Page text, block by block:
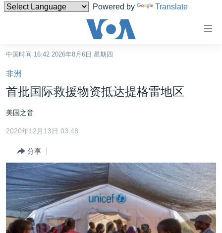
Powered by Translate
碍
链
接
转
内
转
到
导
航
跳
转
中国
台湾
港澳
国际
最新国际新闻
印太
中东
欧洲
分类新闻
经济·金融·贸易
人权·法律·宗教
科教·文娱·体健
美中关系
热点专题
白宫要闻
VOA视频
中国时间 16:42 2026年8月6日 星期四
非洲
首批国际救援物资抵达提格雷地区
美国之音
2020年12月13日 03:48
分享